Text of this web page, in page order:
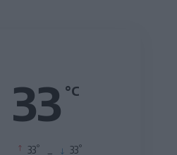
33 °C
33° 33°